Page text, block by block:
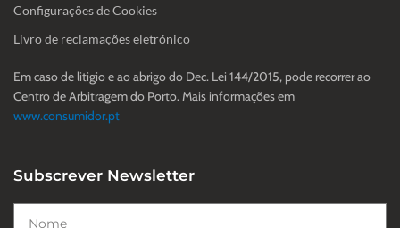
Configurações de Cookies
Livro de reclamações eletrónico
Em caso de litigio e ao abrigo do Dec. Lei 144/2015, pode recorrer ao
Centro de Arbitragem do Porto. Mais informações em
www.consumidor.pt
Subscrever Newsletter